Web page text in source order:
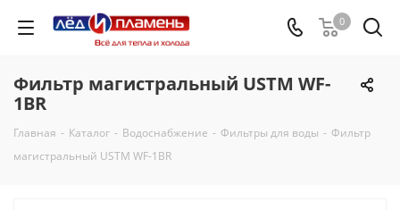
0
Фильтр магистральный USTM WF-
1BR
Главная - Каталог - Водоснабжение - Фильтры для воды - Фильтр
магистральный USTM WF-1BR